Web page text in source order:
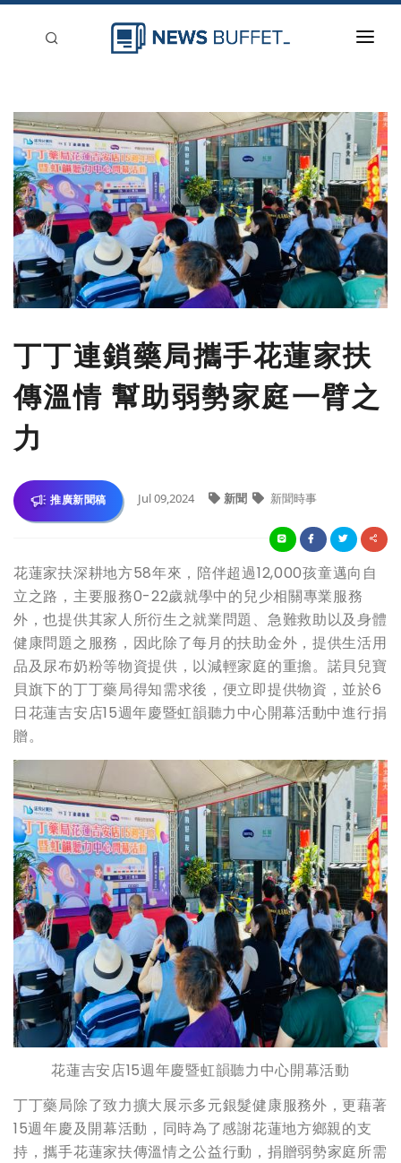
新聞稿分類
登入
刊登
丁丁連鎖藥局攜手花蓮家扶
傳溫情 幫助弱勢家庭一臂之
力
推廣新聞稿 Jul 09,2024 新聞 新聞時事
花蓮家扶深耕地方58年來，陪伴超過12,000孩童邁向自
立之路，主要服務0-22歲就學中的兒少相關專業服務
外，也提供其家人所衍生之就業問題、急難救助以及身體
健康問題之服務，因此除了每月的扶助金外，提供生活用
品及尿布奶粉等物資提供，以減輕家庭的重擔。諾貝兒寶
貝旗下的丁丁藥局得知需求後，便立即提供物資，並於6
日花蓮吉安店15週年慶暨虹韻聽力中心開幕活動中進行捐
贈。
花蓮吉安店15週年慶暨虹韻聽力中心開幕活動
丁丁藥局除了致力擴大展示多元銀髮健康服務外，更藉著
15週年慶及開幕活動，同時為了感謝花蓮地方鄉親的支
持，攜手花蓮家扶傳溫情之公益行動，捐贈弱勢家庭所需